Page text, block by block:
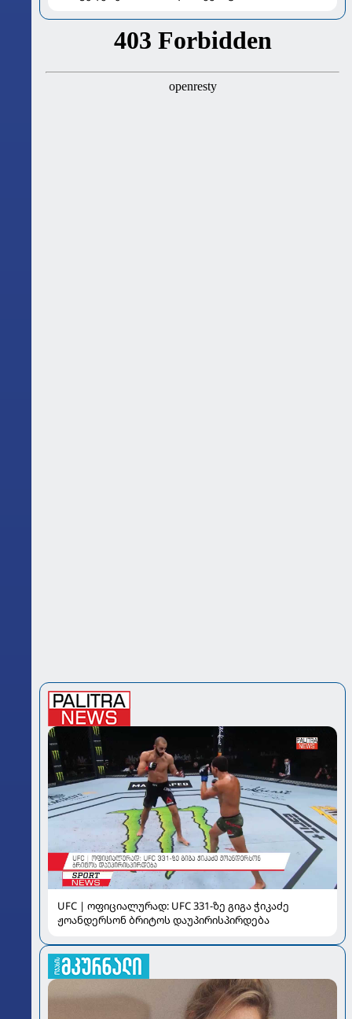
UFC | ოფიციალურად: UFC 331-ზე გიგა ჭიკაძე
ჟოანდერსონ ბრიტოს დაუპირისპირდება